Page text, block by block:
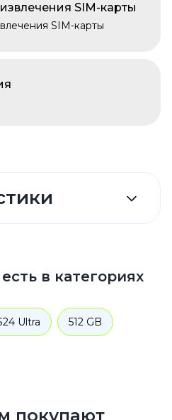
SIM-карты
SIM-карты
в категориях
Ultra 512 GB
покупают